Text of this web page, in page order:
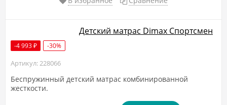
Детский матрас Dimax Спортсмен
-4 993 ₽ -30%
Артикул: 228066
Беспружинный детский матрас комбинированной
жесткости.